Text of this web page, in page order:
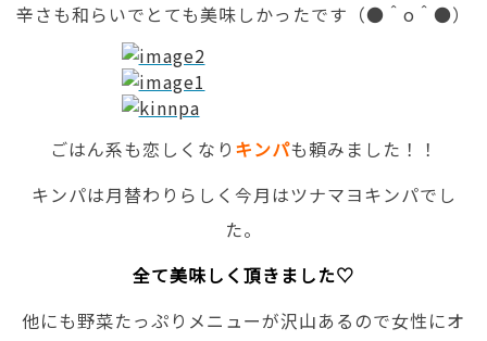
辛さも和らいでとても美味しかったです（●＾o＾●）
ごはん系も恋しくなり キンパも頼みました！！
キンパは月替わりらしく今月はツナマヨキンパでし
た。
全て美味しく頂きました♡
他にも野菜たっぷりメニューが沢山あるので女性にオ